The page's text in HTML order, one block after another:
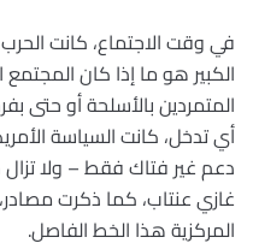
في وقت الاجتماع، كانت
الكبير هو ما إذا كان
المتمردين بالأسلحة أو
أي تدخل، كانت السياسة
دعم غير فتاك فقط – ولا
غازي عنتاب، كما ذكرت
المركزية هذا الخط الفاصل.